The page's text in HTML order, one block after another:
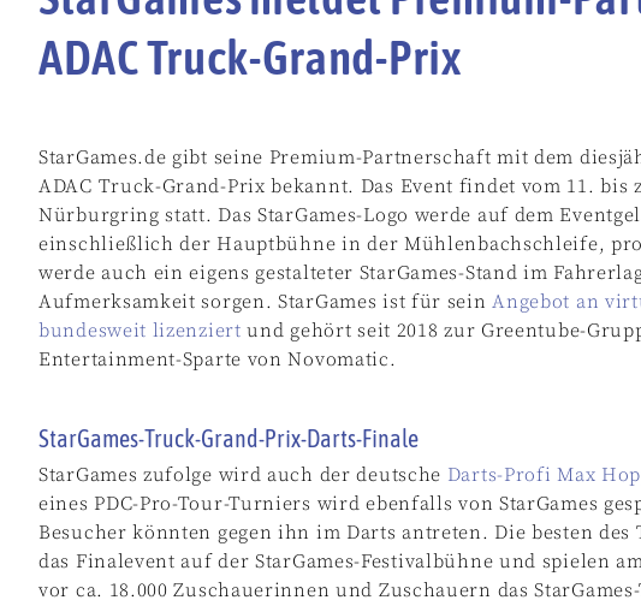
ADAC Truck-Grand-Prix
StarGames.de gibt seine Premium-Partnerschaft mit dem
ADAC Truck-Grand-Prix bekannt. Das Event findet vom 11. bis
Nürburgring statt. Das StarGames-Logo werde auf dem
einschließlich der Hauptbühne in der Mühlenbachschleife,
werde auch ein eigens gestalteter StarGames-Stand im
Aufmerksamkeit sorgen. StarGames ist für seinAngebot an
bundesweit lizenziert und gehört seit 2018 zur Greentube-
Entertainment-Sparte von Novomatic.
StarGames-Truck-Grand-Prix-Darts-Finale
StarGames zufolge wird auch der deutsche Darts-Profi Max
eines PDC-Pro-Tour-Turniers wird ebenfalls von StarGames
Besucher könnten gegen ihn im Darts antreten. Die besten
das Finalevent auf der StarGames-Festivalbühne und spielen
vor ca. 18.000 Zuschauerinnen und Zuschauern das